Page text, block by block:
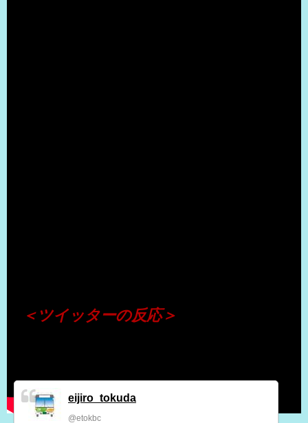
＜ツイッターの反応＞
eijiro_tokuda
@etokbc